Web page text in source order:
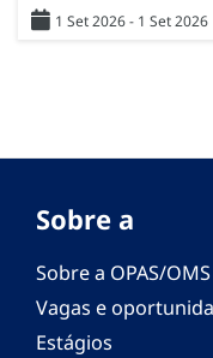
1 Set 2026 - 1 Set 2026
Sobre a
Sobre a OPAS/OMS
Vagas e
Estágios